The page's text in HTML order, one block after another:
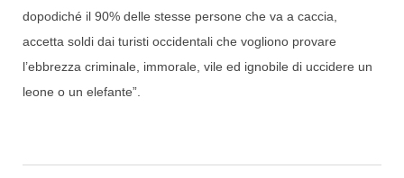
dopodiché il 90% delle stesse persone che va a caccia,
accetta soldi dai turisti occidentali che vogliono provare
l’ebbrezza criminale, immorale, vile ed ignobile di uccidere un
leone o un elefante”.